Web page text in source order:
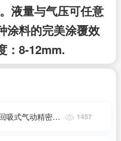
液量与气压可任意
涂料的完美涂覆效
：8-12mm.
吸式气动精密点
1457